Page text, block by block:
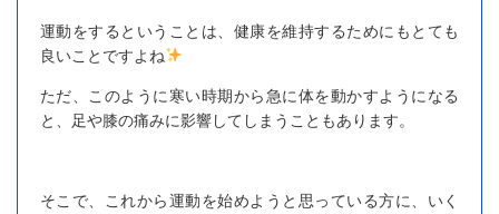
運動をするということは、健康を維持するためにもとても
良いことですよね
ただ、このように寒い時期から急に体を動かすようになる
と、足や膝の痛みに影響してしまうこともあります。
そこで、これから運動を始めようと思っている方に、いく